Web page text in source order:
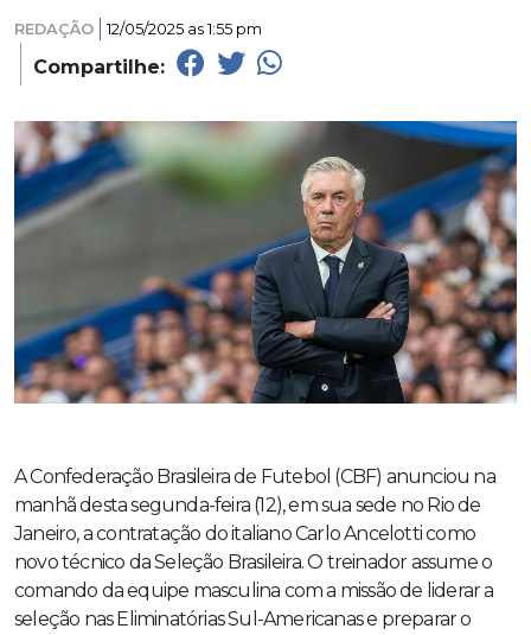
REDAÇÃO 12/05/2025 as 1:55 pm
Compartilhe:
A Confederação Brasileira de Futebol (CBF) anunciou na
manhã desta segunda-feira (12), em sua sede no Rio de
Janeiro, a contratação do italiano Carlo Ancelotti como
novo técnico da Seleção Brasileira. O treinador assume o
comando da equipe masculina com a missão de liderar a
seleção nas Eliminatórias Sul-Americanas e preparar o